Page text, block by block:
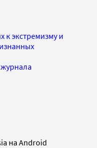
к экстремизму и
на Android